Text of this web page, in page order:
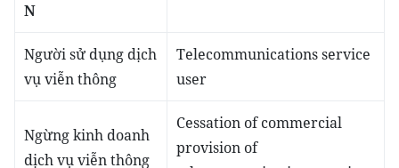
N
Người sử dụng dịch
vụ viễn thông
Telecommunications service
user
Ngừng kinh doanh
dịch vụ viễn thông
Cessation of commercial
provision of